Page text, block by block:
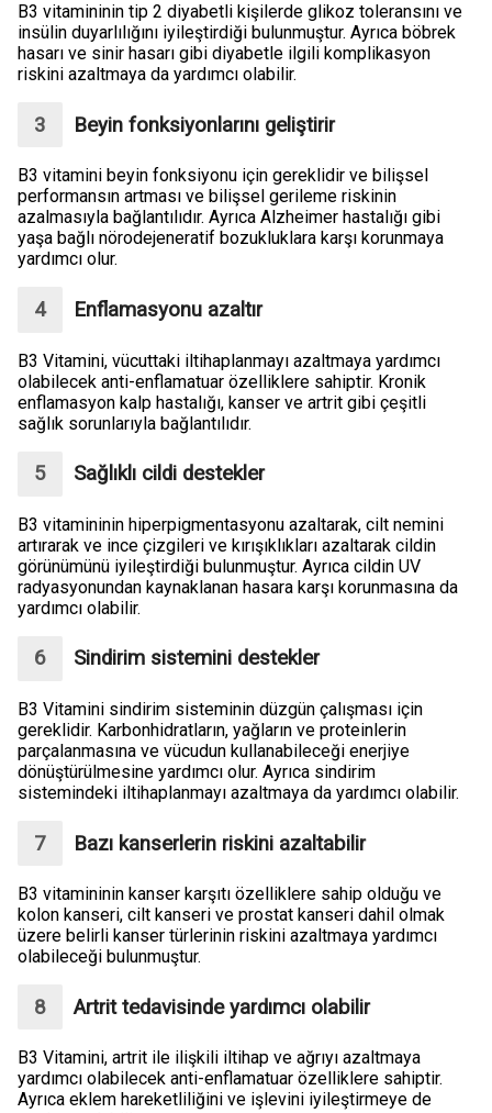
B3 vitamininin tip 2 diyabetli kişilerde glikoz toleransını ve
insülin duyarlılığını iyileştirdiği bulunmuştur. Ayrıca böbrek
hasarı ve sinir hasarı gibi diyabetle ilgili komplikasyon
riskini azaltmaya da yardımcı olabilir.
Beyin fonksiyonlarını geliştirir
B3 vitamini beyin fonksiyonu için gereklidir ve bilişsel
performansın artması ve bilişsel gerileme riskinin
azalmasıyla bağlantılıdır. Ayrıca Alzheimer hastalığı gibi
yaşa bağlı nörodejeneratif bozukluklara karşı korunmaya
yardımcı olur.
Enflamasyonu azaltır
B3 Vitamini, vücuttaki iltihaplanmayı azaltmaya yardımcı
olabilecek anti-enflamatuar özelliklere sahiptir. Kronik
enflamasyon kalp hastalığı, kanser ve artrit gibi çeşitli
sağlık sorunlarıyla bağlantılıdır.
Sağlıklı cildi destekler
B3 vitamininin hiperpigmentasyonu azaltarak, cilt nemini
artırarak ve ince çizgileri ve kırışıklıkları azaltarak cildin
görünümünü iyileştirdiği bulunmuştur. Ayrıca cildin UV
radyasyonundan kaynaklanan hasara karşı korunmasına da
yardımcı olabilir.
Sindirim sistemini destekler
B3 Vitamini sindirim sisteminin düzgün çalışması için
gereklidir. Karbonhidratların, yağların ve proteinlerin
parçalanmasına ve vücudun kullanabileceği enerjiye
dönüştürülmesine yardımcı olur. Ayrıca sindirim
sistemindeki iltihaplanmayı azaltmaya da yardımcı olabilir.
Bazı kanserlerin riskini azaltabilir
B3 vitamininin kanser karşıtı özelliklere sahip olduğu ve
kolon kanseri, cilt kanseri ve prostat kanseri dahil olmak
üzere belirli kanser türlerinin riskini azaltmaya yardımcı
olabileceği bulunmuştur.
Artrit tedavisinde yardımcı olabilir
B3 Vitamini, artrit ile ilişkili iltihap ve ağrıyı azaltmaya
yardımcı olabilecek anti-enflamatuar özelliklere sahiptir.
Ayrıca eklem hareketliliğini ve işlevini iyileştirmeye de